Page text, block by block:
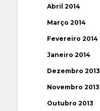
Abril 2014
Março 2014
Fevereiro 2014
Janeiro 2014
Dezembro 2013
Novembro 2013
Outubro 2013